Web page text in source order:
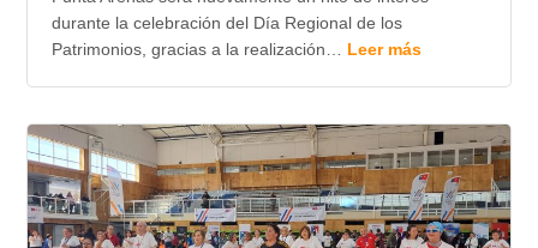
durante la celebración del Día Regional de los
Patrimonios, gracias a la realización… Leer más